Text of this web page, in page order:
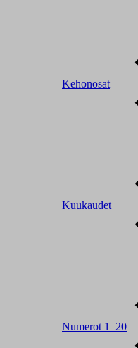
Kehonosat
Kuukaudet
Numerot 1–20